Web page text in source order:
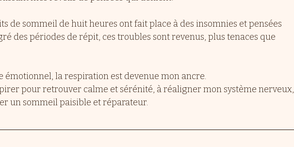
de sommeil de huit heures ont fait place à des insomnies et pensées
des périodes de répit, ces troubles sont revenus, plus tenaces que
émotionnel, la respiration est devenue mon ancre.
pour retrouver calme et sérénité, à réaligner mon système nerveux,
un sommeil paisible et réparateur.